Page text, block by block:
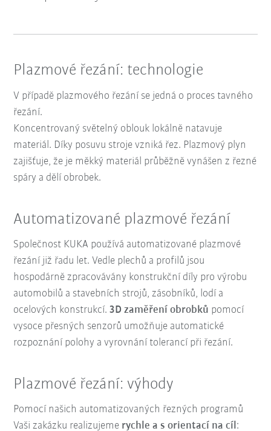
Plazmové řezání: technologie
V případě plazmového řezání se jedná o proces tavného
řezání.
Koncentrovaný světelný oblouk lokálně natavuje
materiál. Díky posuvu stroje vzniká řez. Plazmový plyn
zajišťuje, že je měkký materiál průběžně vynášen z řezné
spáry a dělí obrobek.
Automatizované plazmové řezání
Společnost KUKA používá automatizované plazmové
řezání již řadu let. Vedle plechů a profilů jsou
hospodárně zpracovávány konstrukční díly pro výrobu
automobilů a stavebních strojů, zásobníků, lodí a
ocelových konstrukcí.3D zaměření obrobků pomocí
vysoce přesných senzorů umožňuje automatické
rozpoznání polohy avyrovnání tolerancípři řezání.
Plazmové řezání: výhody
Pomocí našich automatizovaných řezných programů
Vaši zakázku realizujeme rychle a s orientací na cíl: